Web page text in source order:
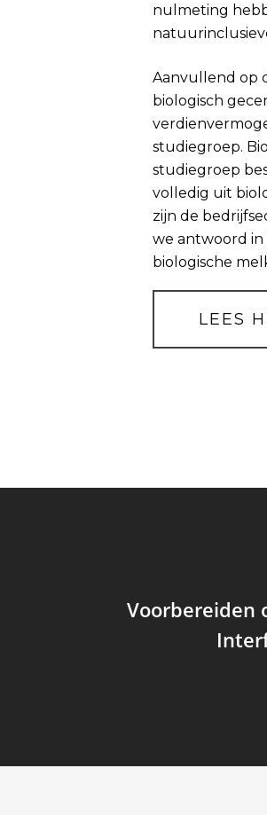
nulmeting
Aanvullend op
biologisch
studiegroep.
studiegroep
volledig uit
zijn de
we antwoord in
biologische
LEES
Voorbereiden